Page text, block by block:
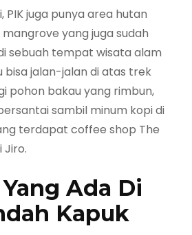
PIK juga punya area hutan
yang juga sudah
sebuah tempat wisata alam
bisa jalan-jalan di atas trek
pohon bakau yang rimbun,
sambil minum kopi di
terdapat coffee shop The
Jiro.
Ada Di
Kapuk